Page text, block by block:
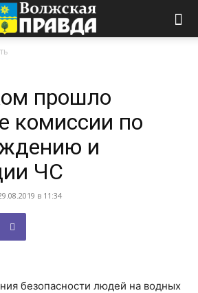
прошло
комиссии по
и
ЧС
в 11:34
безопасности людей на водных